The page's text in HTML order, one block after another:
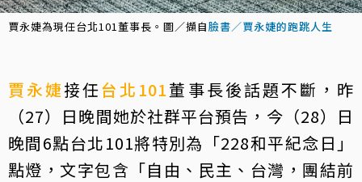
賈永婕為現任台北101董事長。圖／擷自臉書／賈永婕的跑跳人生
賈永婕接任台北101董事長後話題不斷，昨
（27）日晚間她於社群平台預告，今（28）日
晚間6點台北101將特別為「228和平紀念日」
點燈，文字包含「自由、民主、台灣，團結前